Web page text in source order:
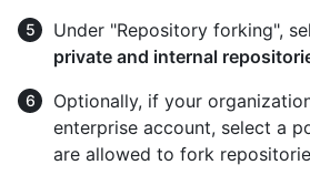
Under "Repository forking",
private and internal
Optionally, if your
enterprise account, select a
are allowed to fork